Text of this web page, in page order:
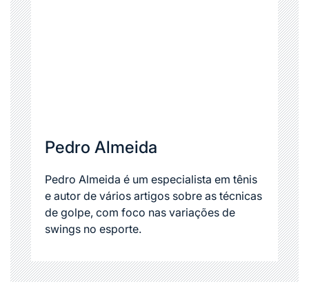
Pedro Almeida
Pedro Almeida é um especialista em tênis
e autor de vários artigos sobre as técnicas
de golpe, com foco nas variações de
swings no esporte.